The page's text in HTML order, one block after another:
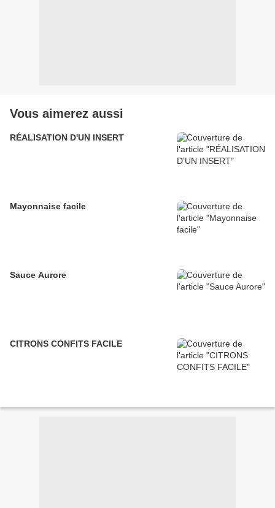
Vous aimerez aussi
RÉALISATION D'UN INSERT
Mayonnaise facile
Sauce Aurore
CITRONS CONFITS FACILE